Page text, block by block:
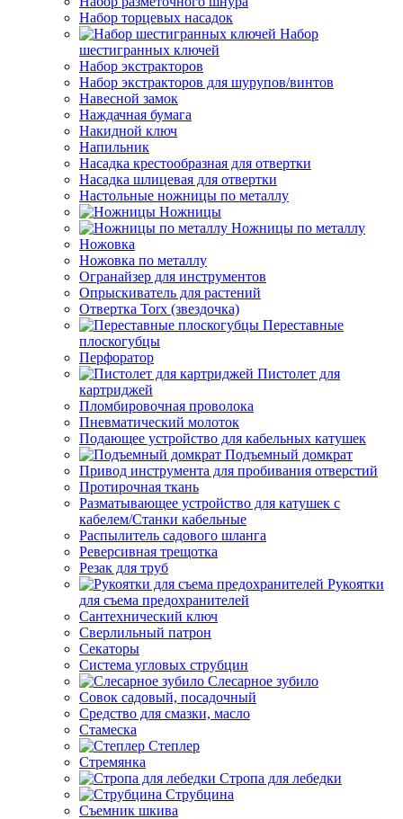
Набор торцевых насадок
Набор
шестигранных ключей
Набор экстракторов
Набор экстракторов для шурупов/винтов
Навесной замок
Наждачная бумага
Накидной ключ
Напильник
Насадка крестообразная для отвертки
Насадка шлицевая для отвертки
Настольные ножницы по металлу
Ножницы
Ножницы по металлу
Ножовка
Ножовка по металлу
Огранайзер для инструментов
Опрыскиватель для растений
Отвертка Torx (звездочка)
Переставные
плоскогубцы
Перфоратор
Пистолет для
картриджей
Пломбировочная проволока
Пневматический молоток
Подающее устройство для кабельных катушек
Подъемный домкрат
Привод инструмента для пробивания отверстий
Протирочная ткань
Разматывающее устройство для катушек с
кабелем/Станки кабельные
Распылитель садового шланга
Реверсивная трещотка
Резак для труб
Рукоятки
для съема предохранителей
Сантехнический ключ
Сверлильный патрон
Секаторы
Система угловых струбцин
Слесарное зубило
Совок садовый, посадочный
Средство для смазки, масло
Стамеска
Степлер
Стремянка
Стропа для лебедки
Струбцина
Съемник шкива